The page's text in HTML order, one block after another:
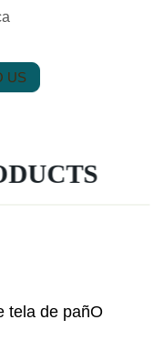
US
tela de pañO